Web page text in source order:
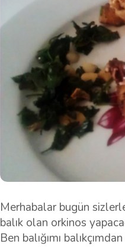
Merhabalar bugün
balık olan orkinos
Ben balığımı